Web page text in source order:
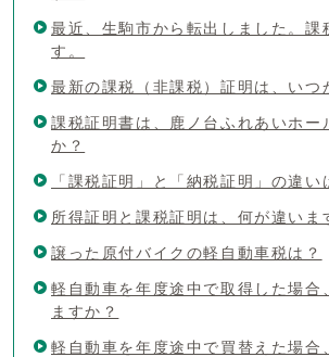
最近、生駒市から転出しました。課
す。
最新の課税（非課税）証明は、いつ
課税証明書は、鹿ノ台ふれあいホー
か？
「課税証明」と「納税証明」の違い
所得証明と課税証明は、何が違いま
譲った原付バイクの軽自動車税は？
軽自動車を年度途中で取得した場合
ますか？
軽自動車を年度途中で買替えた場合